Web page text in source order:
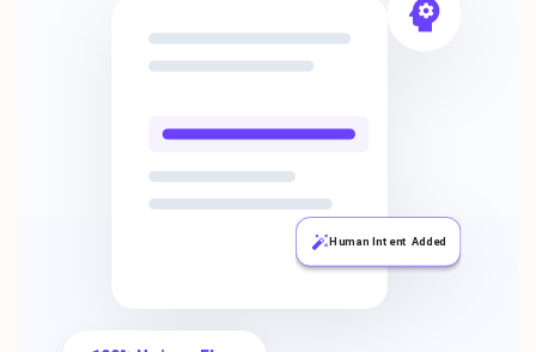
Human Intent Added